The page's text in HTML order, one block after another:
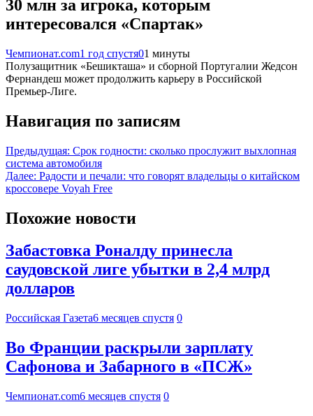
30 млн за игрока, которым
интересовался «Спартак»
Чемпионат.com1 год спустя01 минуты
Полузащитник «Бешикташа» и сборной Португалии Жедсон
Фернандеш может продолжить карьеру в Российской
Премьер-Лиге.
Навигация по записям
Предыдущая: Срок годности: сколько прослужит выхлопная
система автомобиля
Далее: Радости и печали: что говорят владельцы о китайском
кроссовере Voyah Free
Похожие новости
Забастовка Роналду принесла
саудовской лиге убытки в 2,4 млрд
долларов
Российская Газета6 месяцев спустя 0
Во Франции раскрыли зарплату
Сафонова и Забарного в «ПСЖ»
Чемпионат.com6 месяцев спустя 0